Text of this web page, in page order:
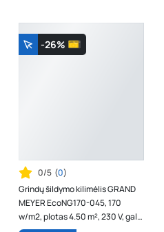
-26%
0/5 (0)
Grindų šildymo kilimėlis GRAND
MEYER EcoNG170-045, 170
w/m2, plotas 4.50 m², 230 V, galia